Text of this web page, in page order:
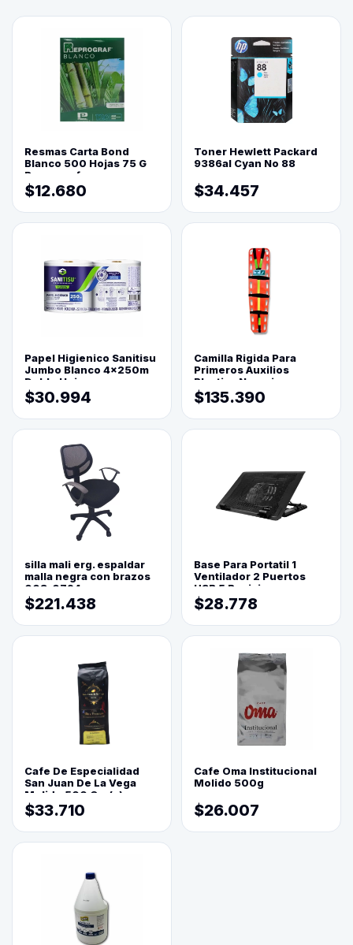
Resmas Carta Bond
Blanco 500 Hojas 75 G
Reprograf.
$12.680
Toner Hewlett Packard
9386al Cyan No 88
$34.457
Papel Higienico Sanitisu
Jumbo Blanco 4x250m
Doble Hoja
$30.994
Camilla Rigida Para
Primeros Auxilios
Plastica Naranja
$135.390
silla mali erg. espaldar
malla negra con brazos
003-0794
$221.438
Base Para Portatil 1
Ventilador 2 Puertos
USB 5 Posiciones
$28.778
Cafe De Especialidad
San Juan De La Vega
Molido 500 Grs(=)
$33.710
Cafe Oma Institucional
Molido 500g
$26.007